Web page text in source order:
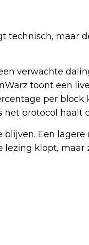
technisch, maar
verwachte
toont een
per
protocol haalt
Een
lezing klopt, maar